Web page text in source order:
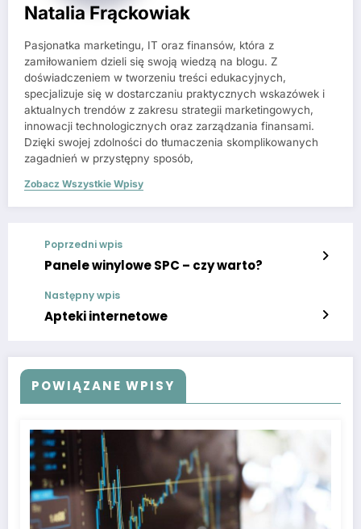
Natalia Frąckowiak
Pasjonatka marketingu, IT oraz finansów, która z
zamiłowaniem dzieli się swoją wiedzą na blogu. Z
doświadczeniem w tworzeniu treści edukacyjnych,
specjalizuje się w dostarczaniu praktycznych wskazówek i
aktualnych trendów z zakresu strategii marketingowych,
innowacji technologicznych oraz zarządzania finansami.
Dzięki swojej zdolności do tłumaczenia skomplikowanych
zagadnień w przystępny sposób,
Zobacz Wszystkie Wpisy
Poprzedni wpis
Panele winylowe SPC – czy warto?
Następny wpis
Apteki internetowe
POWIĄZANE WPISY